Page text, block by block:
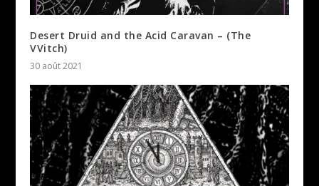
Desert Druid and the Acid Caravan – (The
VVitch)
30 août 2021